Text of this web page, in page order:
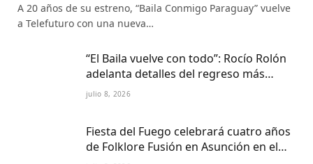
A 20 años de su estreno, “Baila Conmigo Paraguay” vuelve
a Telefuturo con una nueva…
“El Baila vuelve con todo”: Rocío Rolón
adelanta detalles del regreso más
esperado de la televisión paraguaya
julio 8, 2026
Fiesta del Fuego celebrará cuatro años
de Folklore Fusión en Asunción en el